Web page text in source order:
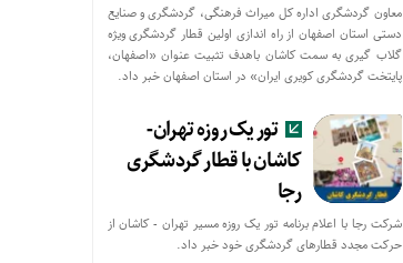
معاون گردشگری اداره کل میراث فرهنگی، گردشگری و صنایع
دستی استان اصفهان از راه اندازی اولین قطار گردشگری ویژه
گلاب گیری به سمت کاشان باهدف تثبیت عنوان «اصفهان،
پایتخت گردشگری کویری ایران» در استان اصفهان خبر داد.
تور یک روزه تهران-
کاشان با قطار گردشگری
رجا
شرکت رجا با اعلام برنامه تور یک روزه مسیر تهران - کاشان از
حركت مجدد قطارهای گردشگری خود خبر داد.